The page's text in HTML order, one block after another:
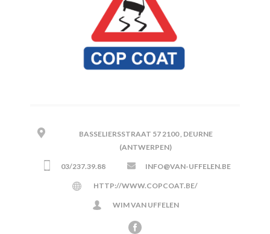
BASSELIERSSTRAAT 57 2100 , DEURNE
(ANTWERPEN)
03/237.39.88 INFO@VAN-UFFELEN.BE
HTTP://WWW.COPCOAT.BE/
WIM VAN UFFELEN